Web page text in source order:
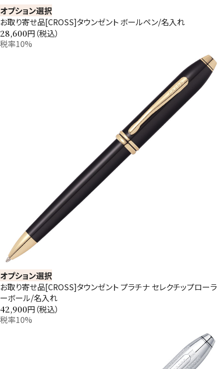
オプション選択
お取り寄せ品[CROSS]タウンゼント ボールペン/名入れ
28,600円（税込）
税率10%
オプション選択
お取り寄せ品[CROSS]タウンゼント プラチナ セレクチップローラ
ーボール/名入れ
42,900円（税込）
税率10%